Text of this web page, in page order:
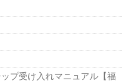
プ受け入れマニュアル【福